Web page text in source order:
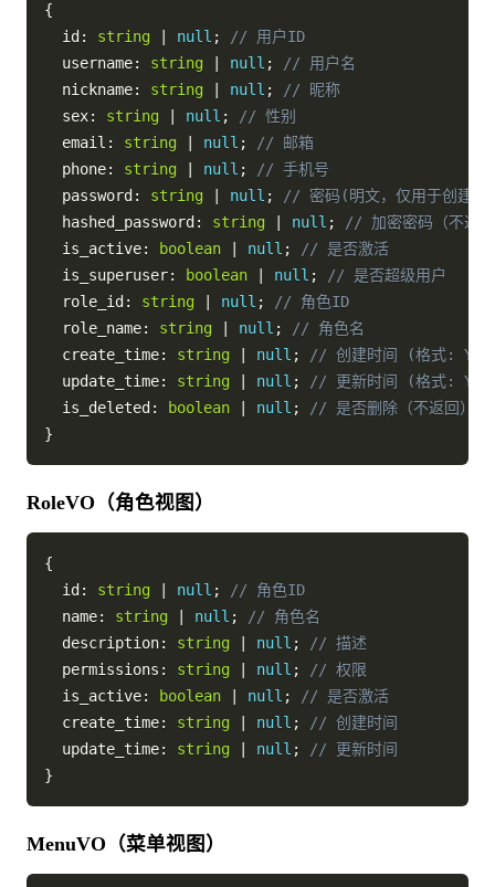
{
  id
: string null ;
// 用户ID
  username
: string null ;
// 用户名
  nickname
: string null ;
// 昵称
  sex
: string null ;
// 性别
  email
: string null ;
// 邮箱
  phone
: string null ;
// 手机号
  password
: string null ;
// 密码(明文，仅用于创建/
  hashed_password
: string null ;
// 加密密码（不返
  is_active
: boolean null ;
// 是否激活
  is_superuser
: boolean null ;
// 是否超级用户
  role_id
: string null ;
// 角色ID
  role_name
: string null ;
// 角色名
  create_time
: string null ;
// 创建时间 (格式:
  update_time
: string null ;
// 更新时间 (格式:
  is_deleted
: boolean null ;
// 是否删除（不返回）
}
RoleVO（角色视图）
{
  id
: string null ;
// 角色ID
  name
: string null ;
// 角色名
  description
: string null ;
// 描述
  permissions
: string null ;
// 权限
  is_active
: boolean null ;
// 是否激活
  create_time
: string null ;
// 创建时间
  update_time
: string null ;
// 更新时间
}
MenuVO（菜单视图）